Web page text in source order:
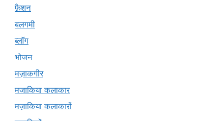
फ़ैशन
बलगमी
ब्लॉग
भोजन
मज़ाकगीर
मजाकिया कलाकार
मज़ाकिया कलाकारों